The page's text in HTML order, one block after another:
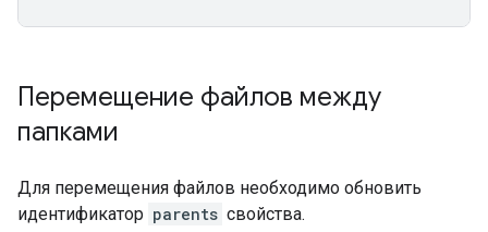
Перемещение файлов между
папками
Для перемещения файлов необходимо обновить
идентификатор parents свойства.